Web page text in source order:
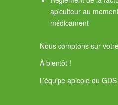
apiculteur au
médicament
Nous comptons sur
À bientôt !
L’équipe apicole du